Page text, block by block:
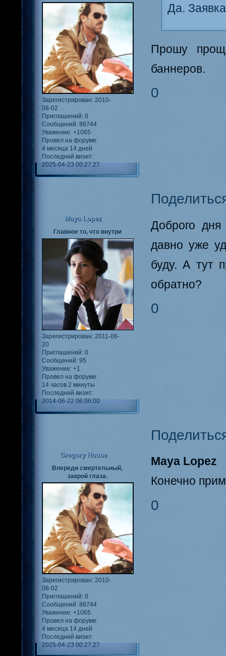
Зарегистрирован: 2010-
08-02
Приглашений: 0
Сообщений: 88744
Уважение: +1065
Провел на форуме:
4 месяца 14 дней
Последний визит:
2025-04-23 00:27:27
Да.
Прошу
баннеров.
0
Maya Lopez
Главное то, что внутри
Зарегистрирован: 2011-06-
20
Приглашений: 0
Сообщений: 95
Уважение: +1
Провел на форуме:
14 часов 2 минуты
Последний визит:
2014-06-22 06:06:00
Доброго
давно уже
буду. А тут
обратно?
0
Gregory House
Впереди смертельный,
закрой глаза.
Зарегистрирован: 2010-
08-02
Приглашений: 0
Сообщений: 88744
Уважение: +1065
Провел на форуме:
4 месяца 14 дней
Последний визит:
2025-04-23 00:27:27
Maya Lopez
Конечно
0